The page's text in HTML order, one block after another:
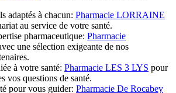
adaptés à chacun: Pharmacie LORRAINE
au service de votre santé.
pharmaceutique: Pharmacie
une sélection exigeante de nos
à votre santé: Pharmacie LES 3 LYS pour
vos questions de santé.
pour vous guider: Pharmacie De Rocabey